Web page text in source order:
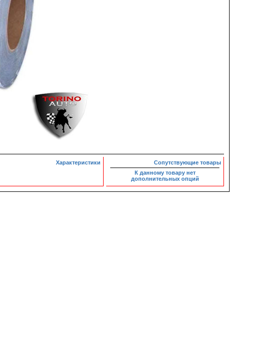
Характеристики
Сопутствующие товары
К данному товару нет
дополнительных опций